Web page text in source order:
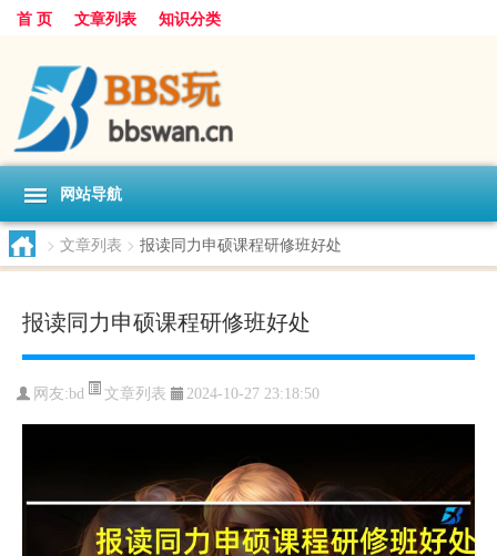
首 页 文章列表 知识分类
网站导航
> 文章列表 > 报读同力申硕课程研修班好处
报读同力申硕课程研修班好处
网友:bd 文章列表 2024-10-27 23:18:50